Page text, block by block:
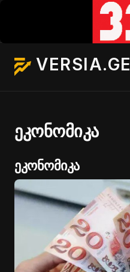
VERSIA.GE
ეკონომიკა
ეკონომიკა